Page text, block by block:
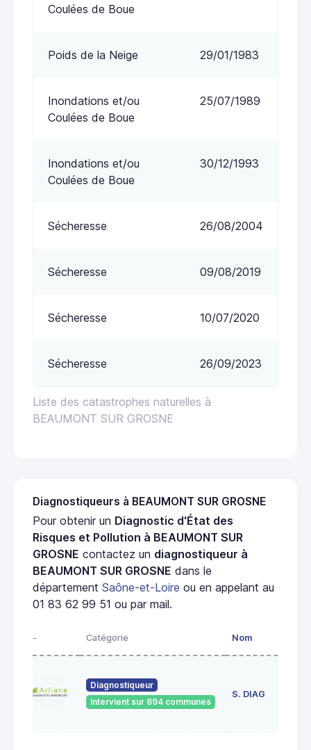
Liste des catastrophes naturelles à
BEAUMONT SUR GROSNE
Coulées de Boue
Poids de la Neige 29/01/1983
Inondations et/ou
Coulées de Boue
25/07/1989
Inondations et/ou
Coulées de Boue
30/12/1993
Sécheresse 26/08/2004
Sécheresse 09/08/2019
Sécheresse 10/07/2020
Sécheresse 26/09/2023
Diagnostiqueurs à BEAUMONT SUR GROSNE
Pour obtenir un Diagnostic d'État des
Risques et Pollution à BEAUMONT SUR
GROSNE contactez un diagnostiqueur à
BEAUMONT SUR GROSNE dans le
département Saône-et-Loire ou en appelant au
01 83 62 99 51 ou par mail.
- Catégorie Nom
Diagnostiqueur
Intervient sur 894 communes
S. DIAG